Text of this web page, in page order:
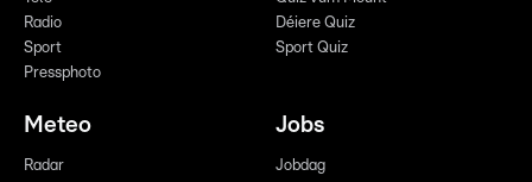
Radio
Sport
Pressphoto
Déiere Quiz
Sport Quiz
Meteo
Radar
Jobs
Jobdag